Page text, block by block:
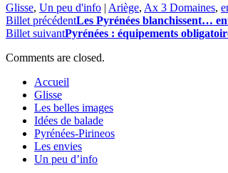
Glisse, Un peu d'info | Ariège, Ax 3 Domaines,
Billet précédentLes Pyrénées blanchissent…
Billet suivantPyrénées : équipements
Comments are closed.
Accueil
Glisse
Les belles images
Idées de balade
Pyrénées-Pirineos
Les envies
Un peu d’info